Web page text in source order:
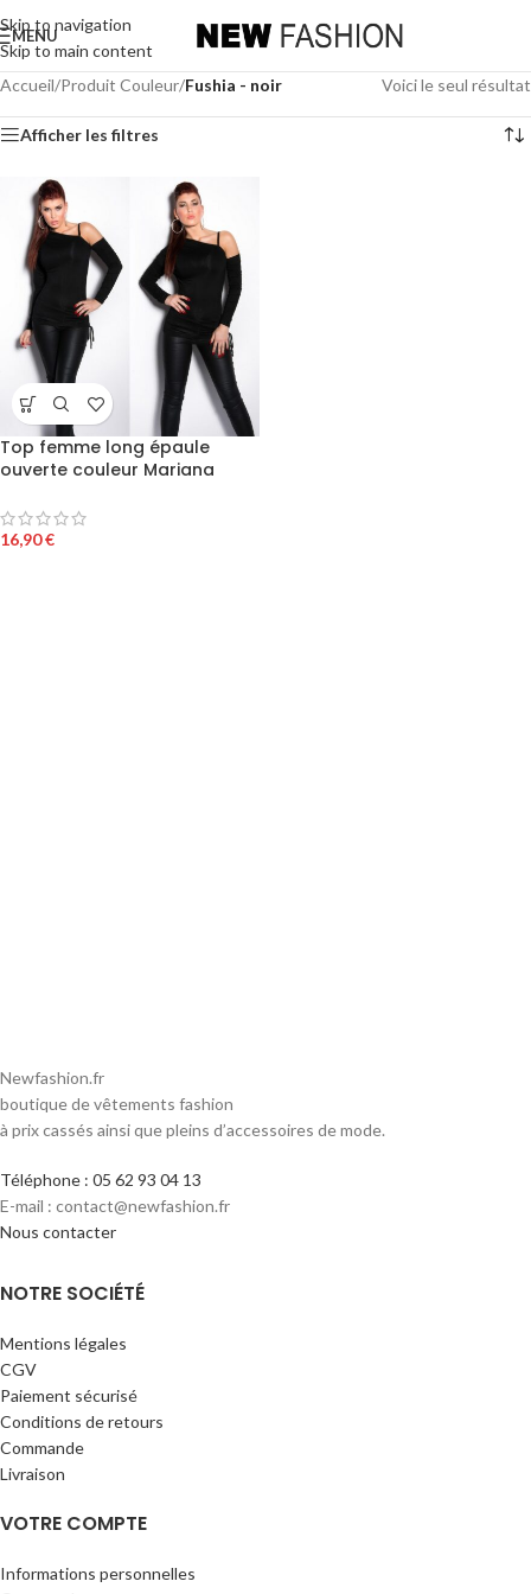
Skip to navigation
Skip to main content
MENU
Accueil/Produit Couleur/Fushia - noir Voici le seul résultat
Afficher les filtres
Top femme long épaule
ouverte couleur Mariana
16,90€
Newfashion.fr
boutique de vêtements fashion
à prix cassés ainsi que pleins d’accessoires de mode.
Téléphone : 05 62 93 04 13
E-mail : contact@newfashion.fr
Nous contacter
NOTRE SOCIÉTÉ
Mentions légales
CGV
Paiement sécurisé
Conditions de retours
Commande
Livraison
VOTRE COMPTE
Informations personnelles